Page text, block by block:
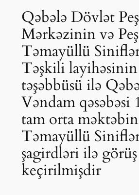
Qəbələ Dövlət
Mərkəzinin və
Təmayüllü
Təşkili
təşəbbüsü ilə
Vəndam qəsəbəsi
tam orta
Təmayüllü
şagirdləri ilə görüş
keçirilmişdir